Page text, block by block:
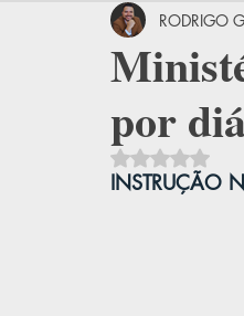
por
RODRIGO
Avaliado
INSTRUÇÃO